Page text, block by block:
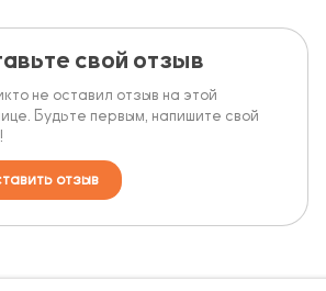
свой отзыв
не оставил отзыв на этой
Будьте первым, напишите свой
отзыв